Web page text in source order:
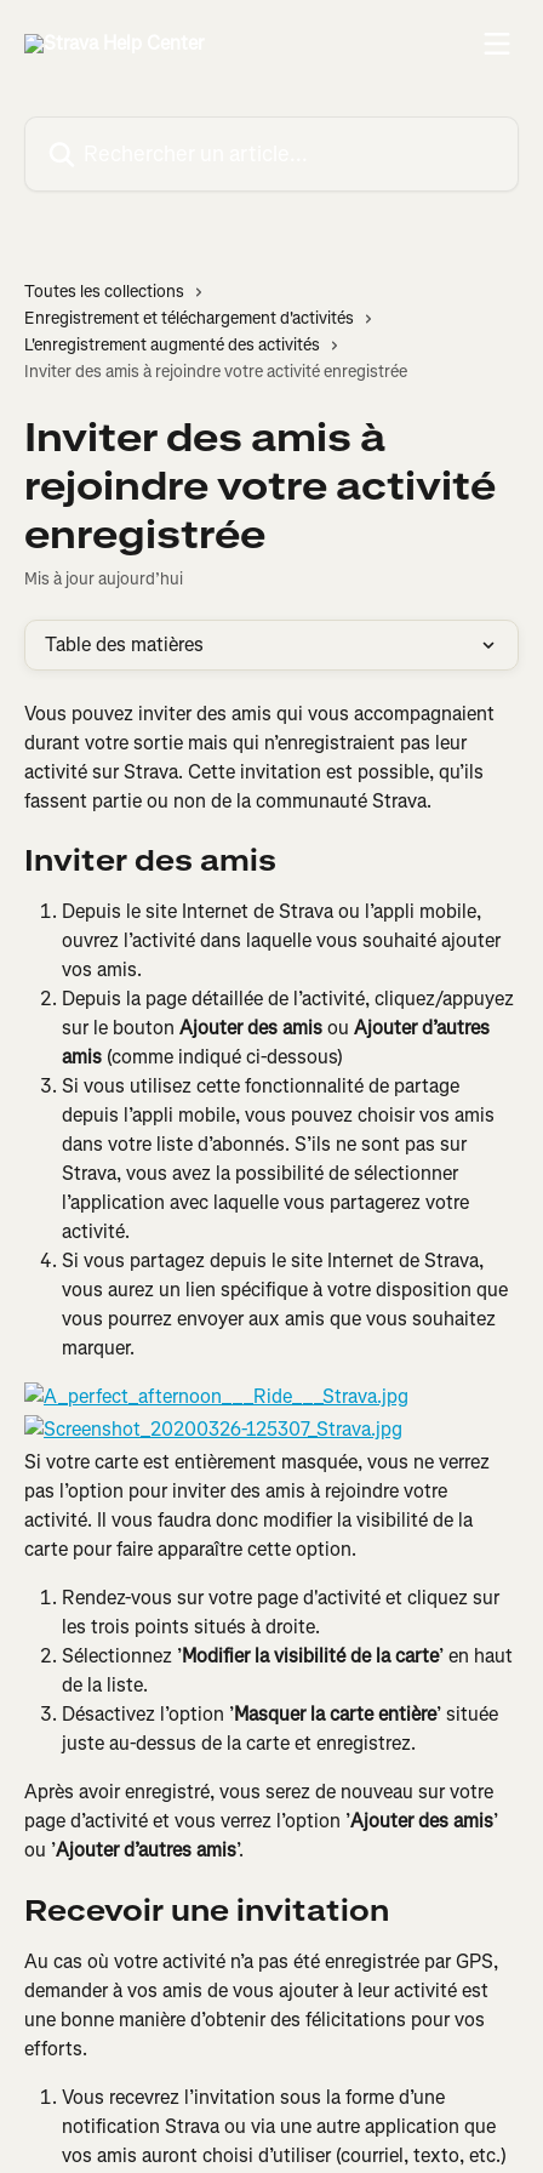
Toutes les collections
Enregistrement et téléchargement d'activités
L'enregistrement augmenté des activités
Inviter des amis à rejoindre votre activité enregistrée
Inviter des amis à
rejoindre votre activité
enregistrée
Mis à jour aujourd’hui
Table des matières
Vous pouvez inviter des amis qui vous accompagnaient
durant votre sortie mais qui n’enregistraient pas leur
activité sur Strava. Cette invitation est possible, qu’ils
fassent partie ou non de la communauté Strava.
Inviter des amis
Depuis le site Internet de Strava ou l’appli mobile,
ouvrez l’activité dans laquelle vous souhaité ajouter
vos amis.
Depuis la page détaillée de l’activité, cliquez/appuyez
sur le bouton Ajouter des amis ou Ajouter d’autres
amis (comme indiqué ci-dessous)
Si vous utilisez cette fonctionnalité de partage
depuis l’appli mobile, vous pouvez choisir vos amis
dans votre liste d’abonnés. S’ils ne sont pas sur
Strava, vous avez la possibilité de sélectionner
l’application avec laquelle vous partagerez votre
activité.
Si vous partagez depuis le site Internet de Strava,
vous aurez un lien spécifique à votre disposition que
vous pourrez envoyer aux amis que vous souhaitez
marquer.
Si votre carte est entièrement masquée, vous ne verrez
pas l’option pour inviter des amis à rejoindre votre
activité. Il vous faudra donc modifier la visibilité de la
carte pour faire apparaître cette option.
Rendez-vous sur votre page d'activité et cliquez sur
les trois points situés à droite.
Sélectionnez ’Modifier la visibilité de la carte’ en haut
de la liste.
Désactivez l’option ’Masquer la carte entière’ située
juste au-dessus de la carte et enregistrez.
Après avoir enregistré, vous serez de nouveau sur votre
page d’activité et vous verrez l’option ’Ajouter des amis’
ou ’Ajouter d’autres amis’.
Recevoir une invitation
Au cas où votre activité n’a pas été enregistrée par GPS,
demander à vos amis de vous ajouter à leur activité est
une bonne manière d’obtenir des félicitations pour vos
efforts.
Vous recevrez l’invitation sous la forme d’une
notification Strava ou via une autre application que
vos amis auront choisi d’utiliser (courriel, texto, etc.)